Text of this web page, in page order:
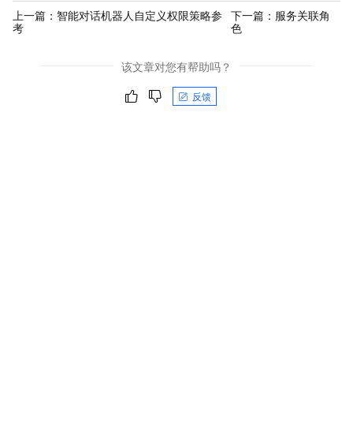
上一篇： 智能对话机器人自定义权限策略参
考
下一篇： 服务关联角
色
该文章对您有帮助吗？
反馈